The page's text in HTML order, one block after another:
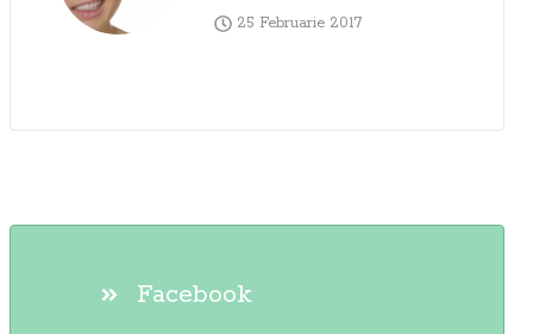
25 Februarie 2017
Facebook